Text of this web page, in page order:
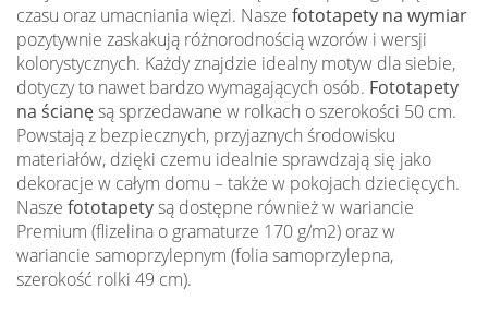
czasu oraz umacniania więzi. Nasze fototapety na wymiar
pozytywnie zaskakują różnorodnością wzorów i wersji
kolorystycznych. Każdy znajdzie idealny motyw dla siebie,
dotyczy to nawet bardzo wymagających osób. Fototapety
na ścianęsą sprzedawane w rolkach o szerokości 50 cm.
Powstają z bezpiecznych, przyjaznych środowisku
materiałów, dzięki czemu idealnie sprawdzają się jako
dekoracje w całym domu – także w pokojach dziecięcych.
Nasze fototapetysą dostępne również w wariancie
Premium (flizelina o gramaturze 170 g/m2) oraz w
wariancie samoprzylepnym (folia samoprzylepna,
szerokość rolki 49 cm).